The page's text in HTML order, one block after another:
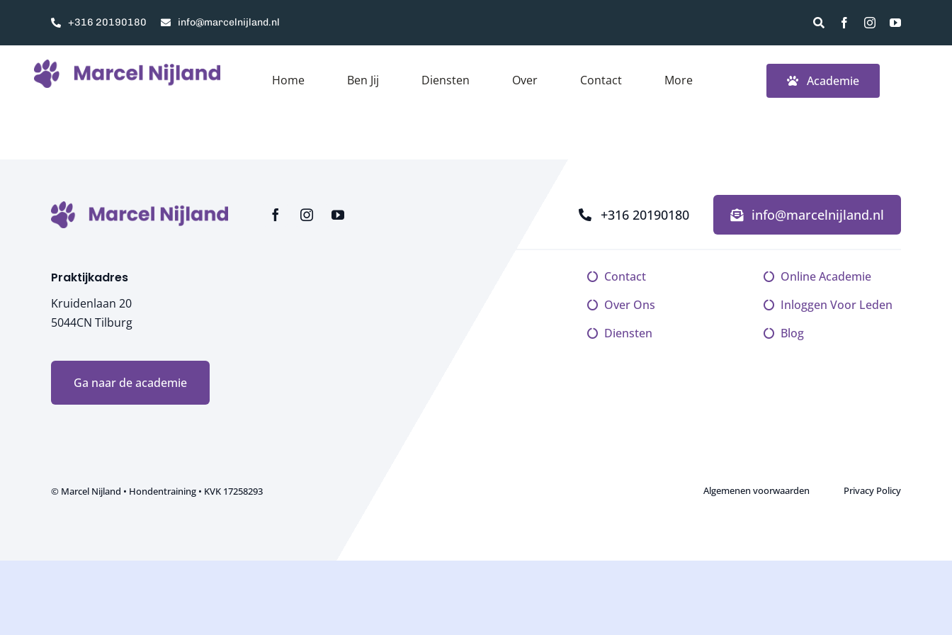
inhoud
+316 20190180 info@marcelnijland.nl
Home Ben Jij Diensten Over Contact More Academie
+316 20190180 info@marcelnijland.nl
Praktijkadres
Kruidenlaan 20
5044CN Tilburg
Ga naar de academie
Contact
Over Ons
Diensten
Online Academie
Inloggen Voor Leden
Blog
© Marcel Nijland • Hondentraining • KVK 17258293 Algemenen voorwaarden Privacy Policy